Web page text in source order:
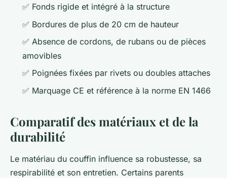
✅ Fonds rigide et intégré à la structure
✅ Bordures de plus de 20 cm de hauteur
✅ Absence de cordons, de rubans ou de pièces
amovibles
✅ Poignées fixées par rivets ou doubles attaches
✅ Marquage CE et référence à la norme EN 1466
Comparatif des matériaux et de la
durabilité
Le matériau du couffin influence sa robustesse, sa
respirabilité et son entretien. Certains parents